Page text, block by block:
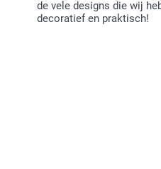
de vele designs die wij
decoratief en praktisch!